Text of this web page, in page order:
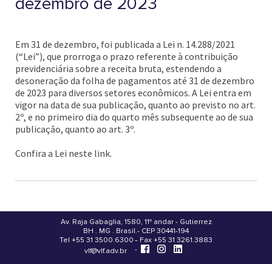
Em 31 de dezembro, foi publicada a Lei n. 14.288/2021
(“Lei”), que prorroga o prazo referente à contribuição
previdenciária sobre a receita bruta, estendendo a
desoneração da folha de pagamentos até 31 de dezembro
de 2023 para diversos setores econômicos. A Lei entra em
vigor na data de sua publicação, quanto ao previsto no art.
2º, e no primeiro dia do quarto mês subsequente ao de sua
publicação, quanto ao art. 3º.
Confira a Lei neste link.
Av. Raja Gabaglia, 1580, 11º andar - Gutierrez
.
BH . MG . Brasil - CEP 30441-194
-
Tel +55 31 3500.6300 - Fax +55 31 3261.3883
-
vlf@vlf.adv.br